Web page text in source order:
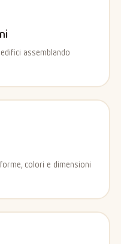
assemblando
colori e dimensioni